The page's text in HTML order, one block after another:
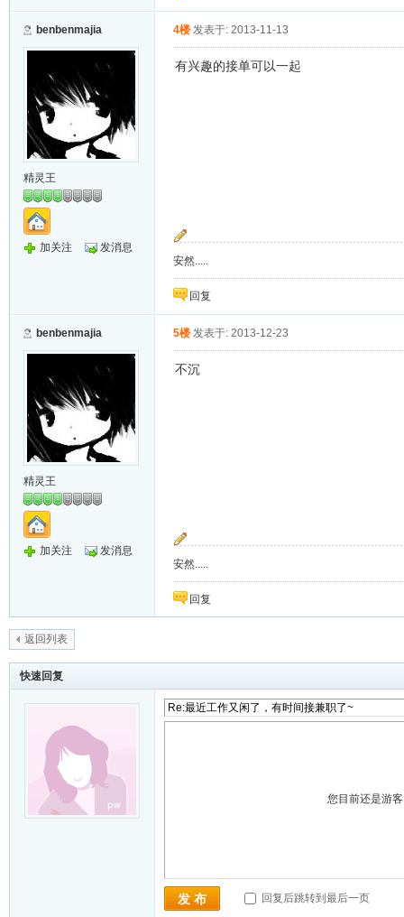
benbenmajia
精灵王
加关注 发消息
4楼 发表于: 2013-11-13
有兴趣的接单可以一起
安然.....
回复
benbenmajia
精灵王
加关注 发消息
5楼 发表于: 2013-12-23
不沉
安然.....
回复
返回列表
快速回复
您目前还是游
发 布 回复后跳转到最后一页